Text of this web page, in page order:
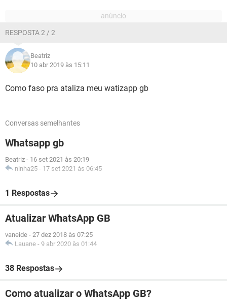
RESPOSTA 2 / 2
Beatriz
10 abr 2019 às 15:11
Como faso pra ataliza meu watizapp gb
Conversas semelhantes
Whatsapp gb
Beatriz - 16 set 2021 às 20:19
ninha25 - 17 set 2021 às 06:45
1 Respostas
Atualizar WhatsApp GB
vaneide - 27 dez 2018 às 07:25
Lauane - 9 abr 2020 às 01:44
38 Respostas
Como atualizar o WhatsApp GB?